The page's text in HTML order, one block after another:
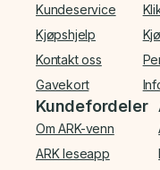
Kundeservice
Kjøpshjelp
Kontakt oss
Gavekort
Kundefordeler
Om ARK-venn
ARK leseapp